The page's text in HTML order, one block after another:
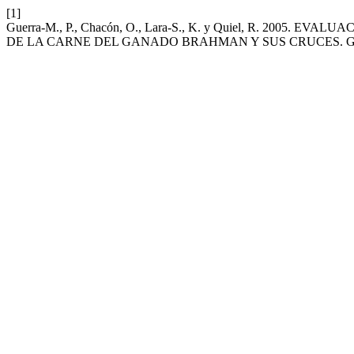
[1]
Guerra-M., P., Chacón, O., Lara-S., K. y Quiel, R. 2005.
DE LA CARNE DEL GANADO BRAHMAN Y SUS CRUCES.